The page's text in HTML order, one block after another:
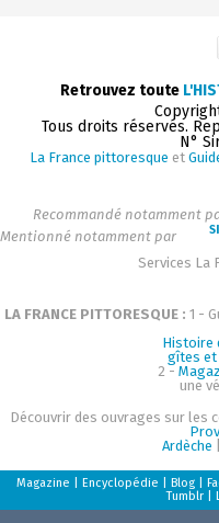
Retrouvez toute
Tous droits réservés.
N°
La France pittoresque et
Recommandé notamment
Mentionné notamment par
Services La
LA FRANCE PITTORESQUE : 1 -
Histoire
gîtes et
2 -
une
Découvrir des ouvrages sur les
Ardèche
Magazine |Encyclopédie |Blog |
Tumblr |